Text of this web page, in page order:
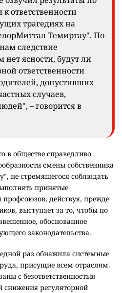
ответственности
трагедиях на
Темиртау". По
следствие
нет ясности, будут ли
ответственности
допустивших
случаев,
– говорится в
в обществе справедливо
смены собственника
не стремящегося соблюдать
принятые
профсоюзов, действуя, прежде
выступает за то, чтобы по
обоснованное
законодательства.
раз обнажила системные
присущие всем отраслям.
с безответственностью
снижения регуляторной